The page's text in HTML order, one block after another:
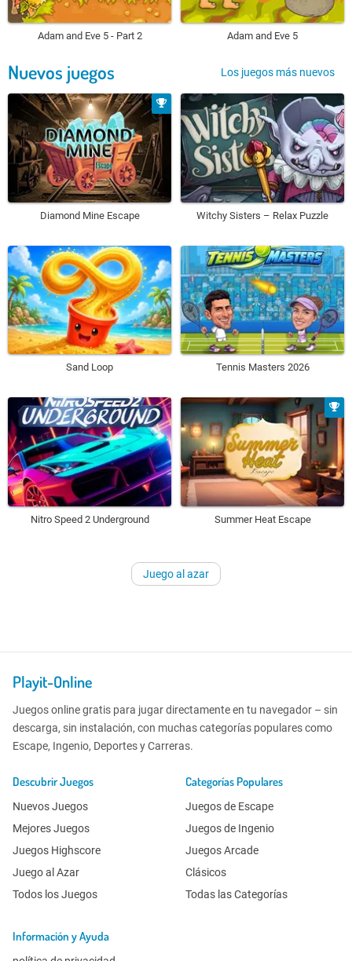
Adam and Eve 5 - Part 2 Adam and Eve 5
Nuevos juegos Los juegos más nuevos
Diamond Mine Escape Witchy Sisters – Relax Puzzle
Sand Loop Tennis Masters 2026
Nitro Speed 2 Underground Summer Heat Escape
Juego al azar
Playit-Online
Juegos online gratis para jugar directamente en tu navegador – sin
descarga, sin instalación, con muchas categorías populares como
Escape, Ingenio, Deportes y Carreras.
Descubrir Juegos
Nuevos Juegos
Mejores Juegos
Juegos Highscore
Juego al Azar
Todos los Juegos
Categorías Populares
Juegos de Escape
Juegos de Ingenio
Juegos Arcade
Clásicos
Todas las Categorías
Información y Ayuda